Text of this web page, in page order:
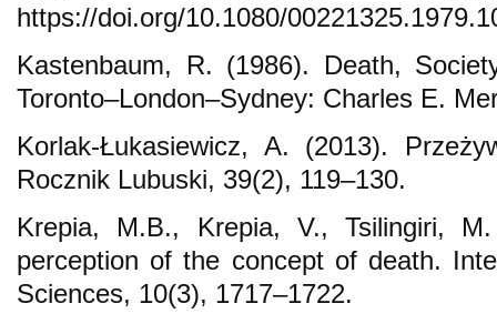
https://doi.org/10.1080/
Kastenbaum, R. (1986). Death,
Toronto–London–Sydney: Charles E.
Korlak-Łukasiewicz, A. (2013).
Rocznik Lubuski, 39(2), 119–130.
Krepia, M.B., Krepia, V., Tsilingiri,
perception of the concept of death.
Sciences, 10(3), 1717–1722.